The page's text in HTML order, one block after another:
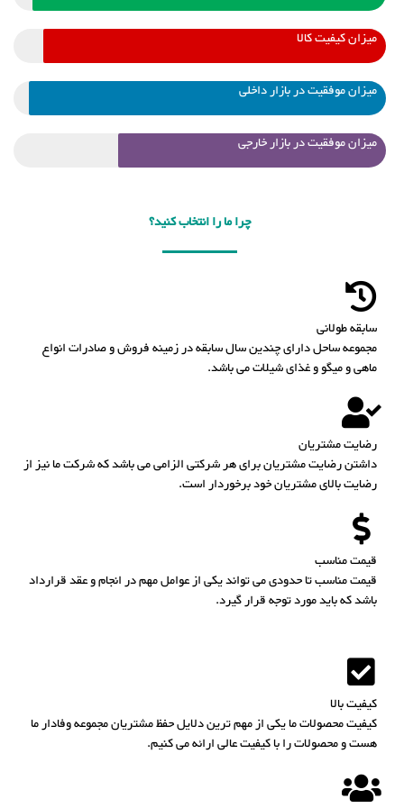
میزان کیفیت کالا
میزان موفقیت در بازار داخلی
میزان موفقیت در بازار خارجی
چرا ما را انتخاب کنید؟
سابقه طولانی
مجموعه ساحل دارای چندین سال سابقه در زمینه فروش و صادرات انواع
ماهی و میگو و غذای شیلات می باشد.
رضایت مشتریان
داشتن رضایت مشتریان برای هر شرکتی الزامی می باشد که شرکت ما نیز از
رضایت بالای مشتریان خود برخوردار است.
قیمت مناسب
قیمت مناسب تا حدودی می تواند یکی از عوامل مهم در انجام و عقد قرارداد
باشد که باید مورد توجه قرار گیرد.
کیفیت بالا
کیفیت محصولات ما یکی از مهم ترین دلایل حفظ مشتریان مجموعه وفادار ما
هست و محصولات را با کیفیت عالی ارائه می کنیم.